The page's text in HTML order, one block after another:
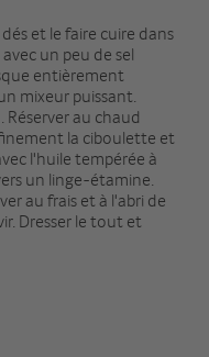
et le faire cuire dans
un peu de sel
entièrement
mixeur puissant.
au chaud
la ciboulette et
l'huile tempérée à
un linge-étamine.
au frais et à l'abri de
Dresser le tout et